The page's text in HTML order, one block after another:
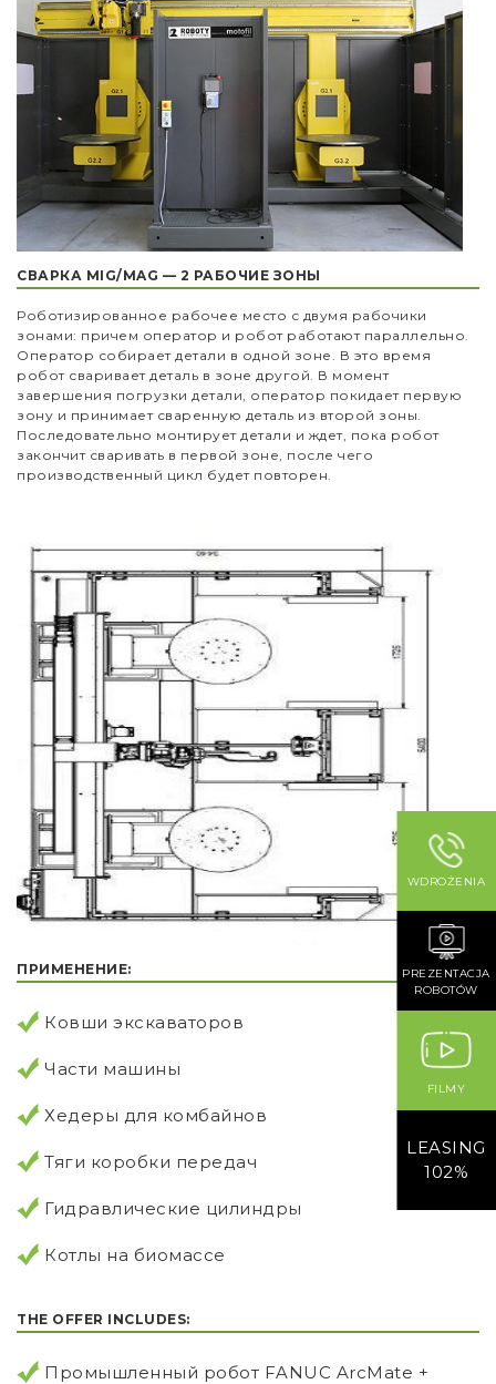
СВАРКА MIG/MAG — 2 РАБОЧИЕ ЗОНЫ
Роботизированное рабочее место с двумя рабочики
зонами: причем оператор и робот работают параллельно.
Оператор собирает детали в одной зоне. В это время
робот сваривает деталь в зоне другой. В момент
завершения погрузки детали, оператор покидает первую
зону и принимает сваренную деталь из второй зоны.
Последовательно монтирует детали и ждет, пока робот
закончит сваривать в первой зоне, после чего
производственный цикл будет повторен.
ПРИМЕНЕНИЕ:
Ковши экскаваторов
Части машины
Хедеры для комбайнов
Тяги коробки передач
Гидравлические цилиндры
Котлы на биомассе
THE OFFER INCLUDES:
Промышленный робот FANUC ArcMate +
WDROŻENIA
PREZENTACJA
ROBOTÓW
FILMY
LEASING
102%